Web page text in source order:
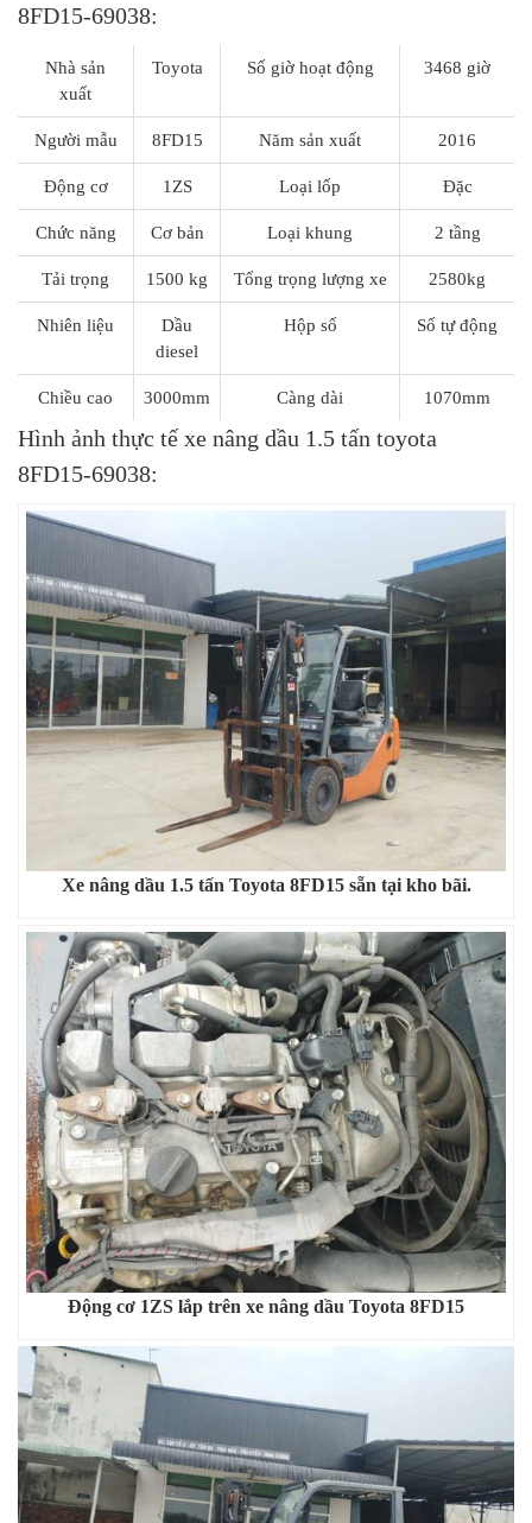
8FD15-69038:
Nhà sản
xuất
Toyota Số giờ hoạt động 3468 giờ
Người mẫu 8FD15 Năm sản xuất 2016
Động cơ 1ZS Loại lốp Đặc
Chức năng Cơ bản Loại khung 2 tầng
Tải trọng 1500 kg Tổng trọng lượng xe 2580kg
Nhiên liệu
Dầu
diesel
Hộp số Số tự động
Chiều cao 3000mm Càng dài 1070mm
Hình ảnh thực tế xe nâng dầu 1.5 tấn toyota
8FD15-69038:
Xe nâng dầu 1.5 tấn Toyota 8FD15 sẵn tại kho bãi.
Động cơ 1ZS lắp trên xe nâng dầu Toyota 8FD15